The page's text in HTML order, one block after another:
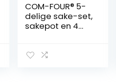
COM-FOUR® 5-
delige sake-set,
sakepot en 4
kunstzinnig